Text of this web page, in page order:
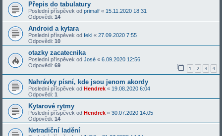
Přepis do tabulatury
Poslední příspěvek od primalf « 15.11.2020 18:31
Odpovědi: 14
Android a kytara
Poslední příspěvek od feki « 27.09.2020 7:55
Odpovědi: 10
otazky zacatecnika
Poslední příspěvek od José « 6.09.2020 12:56
Odpovědi: 69 1 2 3 4
Nahrávky písní, kde jsou jenom akordy
Poslední příspěvek od Hendrek « 19.08.2020 6:04
Odpovědi: 1
Kytarové rytmy
Poslední příspěvek od Hendrek « 30.07.2020 14:05
Odpovědi: 14
Netradiční ladění